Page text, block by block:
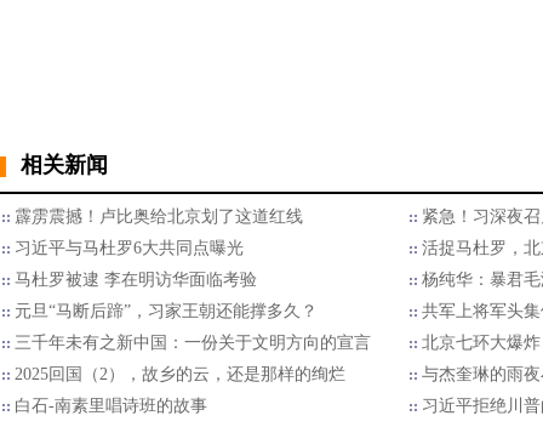
相关新闻
霹雳震撼！卢比奥给北京划了这道红线
紧急！习深夜
习近平与马杜罗6大共同点曝光
活捉马杜罗，
马杜罗被逮 李在明访华面临考验
杨纯华：暴君
元旦“马断后蹄”，习家王朝还能撑多久？
共军上将军头
三千年未有之新中国：一份关于文明方向的宣言
北京七环大爆
2025回国（2），故乡的云，还是那样的绚烂
与杰奎琳的雨
白石-南素里唱诗班的故事
习近平拒绝川普